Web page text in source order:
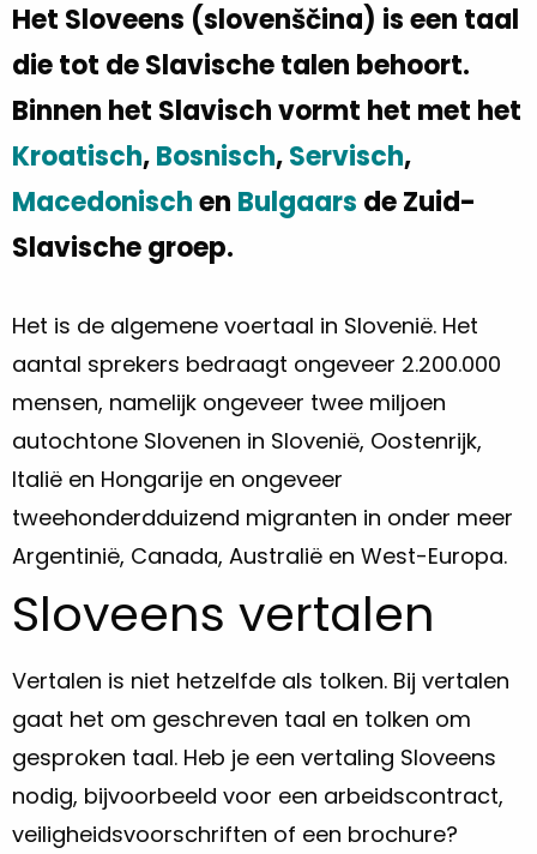
Het Sloveens (slovenščina) is een taal
die tot de Slavische talen behoort.
Binnen het Slavisch vormt het met het
Kroatisch,Bosnisch,Servisch,
Macedonischen Bulgaars de Zuid-
Slavische groep.
Het is de algemene voertaal in Slovenië. Het
aantal sprekers bedraagt ongeveer 2.200.000
mensen, namelijk ongeveer twee miljoen
autochtone Slovenen in Slovenië, Oostenrijk,
Italië en Hongarije en ongeveer
tweehonderdduizend migranten in onder meer
Argentinië, Canada, Australië en West-Europa.
Sloveens vertalen
Vertalen is niet hetzelfde als tolken. Bij vertalen
gaat het om geschreven taal en tolken om
gesproken taal. Heb je een vertaling Sloveens
nodig, bijvoorbeeld voor een arbeidscontract,
veiligheidsvoorschriften of een brochure?